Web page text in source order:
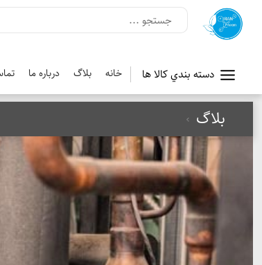
دسته بندي کالا ها خانه بلاگ درباره ما
بلاگ